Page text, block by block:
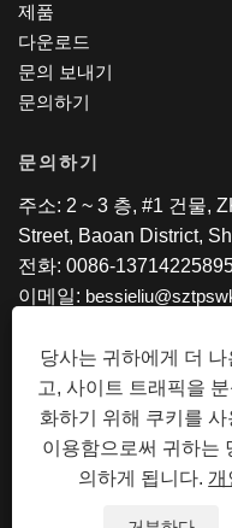
당사는 귀하에게 더
고, 사이트 트래픽을
화하기 위해 쿠키를
이용함으로써 귀하는
의하게 됩니다. 개
제품
다운로드
문의 보내기
문의하기
문의하기
주소: 2 ~ 3 층, #1 건물,
Street, Baoan District,
전화: 0086-
이메일:
Copyright © 2020 SZ
AIO, Intel Laptop, 2 in
SITEMAP